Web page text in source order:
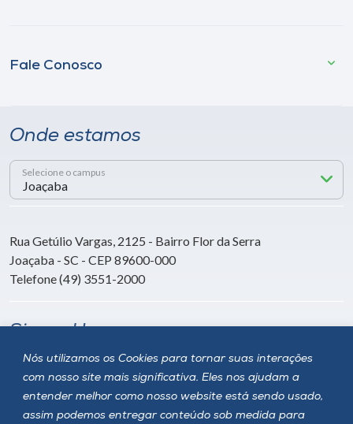
Nós utilizamos os Cookies para tornar suas interações
com nosso site mais significativa. Eles nos ajudam a
entender melhor como nosso website está sendo usado,
assim podemos entregar conteúdo sob medida para
Fale Conosco
Onde estamos
Selecione o campus
Rua Getúlio Vargas, 2125 - Bairro Flor da Serra
Joaçaba - SC - CEP 89600-000
Telefone (49) 3551-2000
Siga a Unoesc